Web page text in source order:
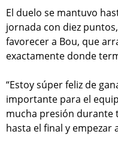
El duelo se mantuvo
jornada con diez
favorecer a Bou, que
exactamente donde
“Estoy súper feliz de
importante para el
mucha presión durante
hasta el final y empezar